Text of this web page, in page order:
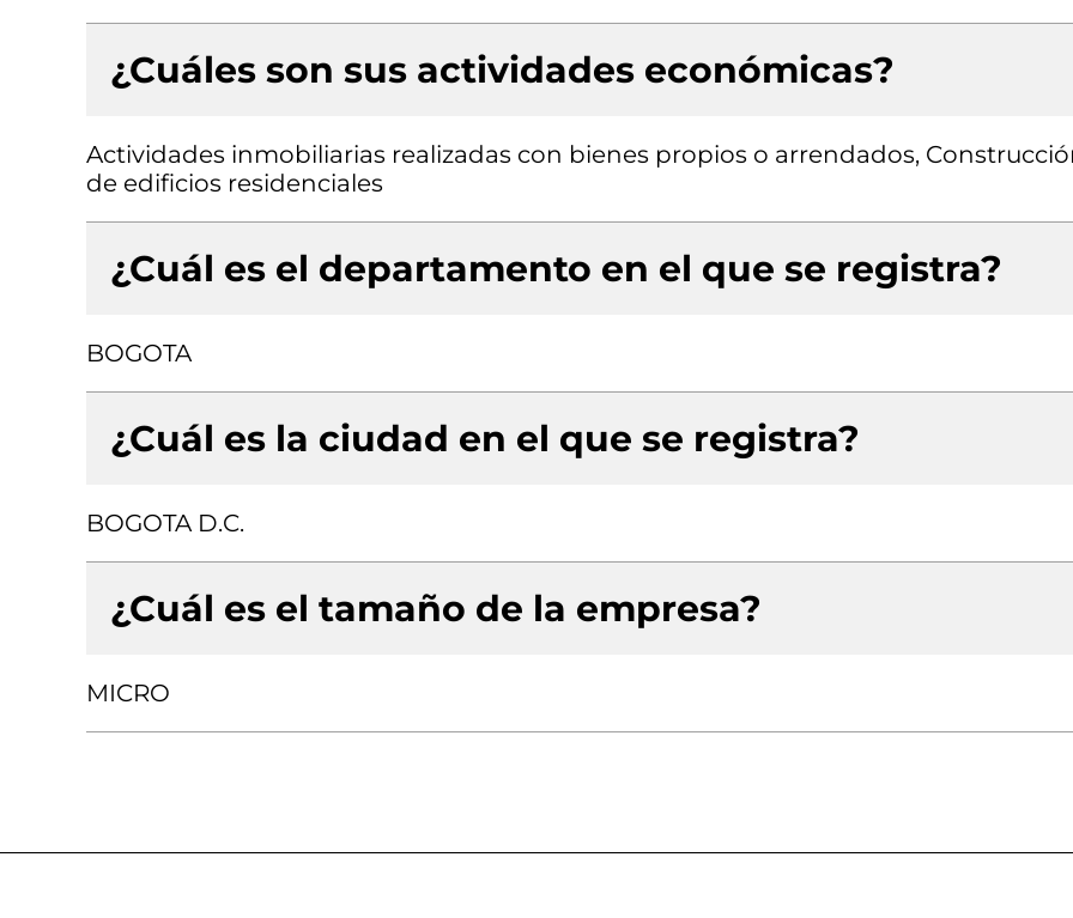
¿Cuáles son sus actividades económicas?
Actividades inmobiliarias realizadas con bienes propios o arrendados,
de edificios residenciales
¿Cuál es el departamento en el que se registra?
BOGOTA
¿Cuál es la ciudad en el que se registra?
BOGOTA D.C.
¿Cuál es el tamaño de la empresa?
MICRO